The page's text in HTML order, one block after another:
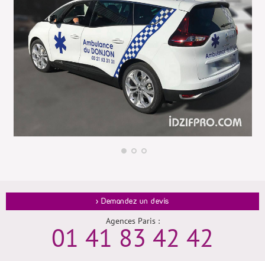
> Demandez un devis
Agences Paris :
01 41 83 42 42